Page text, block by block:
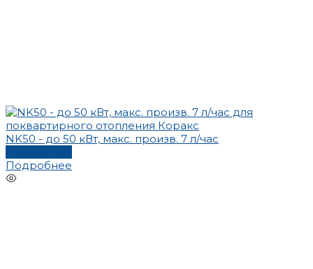
NK50 - до 50 кВт, макс. произв. 7 л/час
Подробнее